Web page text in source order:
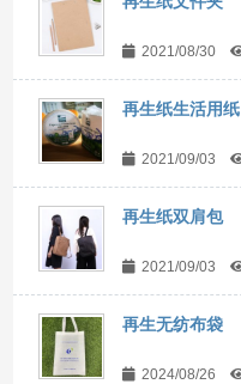
2021/08/30
再生纸生活用纸
2021/09/03
再生纸双肩包
2021/09/03
再生无纺布袋
2024/08/26